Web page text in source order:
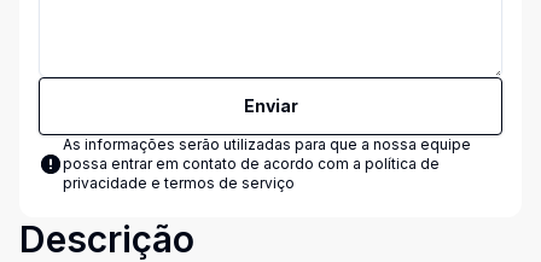
Enviar
As informações serão utilizadas para que a nossa equipe
possa entrar em contato de acordo com a política de
privacidade e termos de serviço
Descrição